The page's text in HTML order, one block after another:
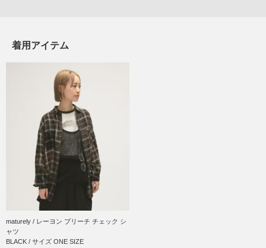
着用アイテム
maturely / レーヨン ブリーチ チェック シ
ャツ
BLACK / サイズ ONE SIZE